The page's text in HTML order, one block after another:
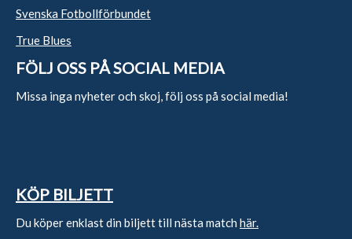
Svenska Fotbollförbundet
True Blues
FÖLJ OSS PÅ SOCIAL MEDIA
Missa inga nyheter och skoj, följ oss på social media!
KÖP BILJETT
Du köper enklast din biljett till nästa match här.